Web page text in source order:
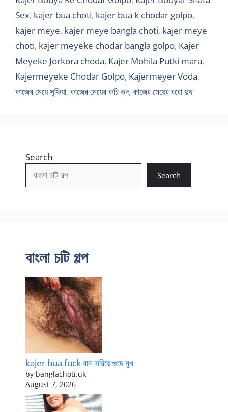
Sex, kajer bua choti, kajer bua k chodar golpo,
kajer meye, kajer meye bangla choti, kajer meye
choti, kajer meyeke chodar bangla golpo, Kajer
Meyeke Jorkora choda, Kajer Mohila Putki mara,
Kajermeyeke Chodar Golpo, Kajermeyer Voda,
কাজের মেয়ে সুফিয়া, কাজের মেয়ের কচি গুদ, কাজের মেয়ের বরো দুধ
Search
Search
বাংলা চটি গল্প
kajer bua fuck বাল সরিয়ে গুদে মুখ
by banglachoti.uk
August 7, 2026